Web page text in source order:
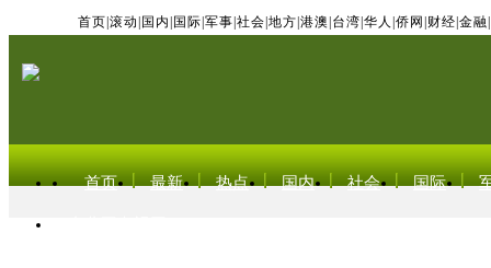
首页 滚动 国内 国际 军事 社会 地方 港澳 台湾 华人 侨网 财经 金融
首页 最新 热点 国内 社会 国际